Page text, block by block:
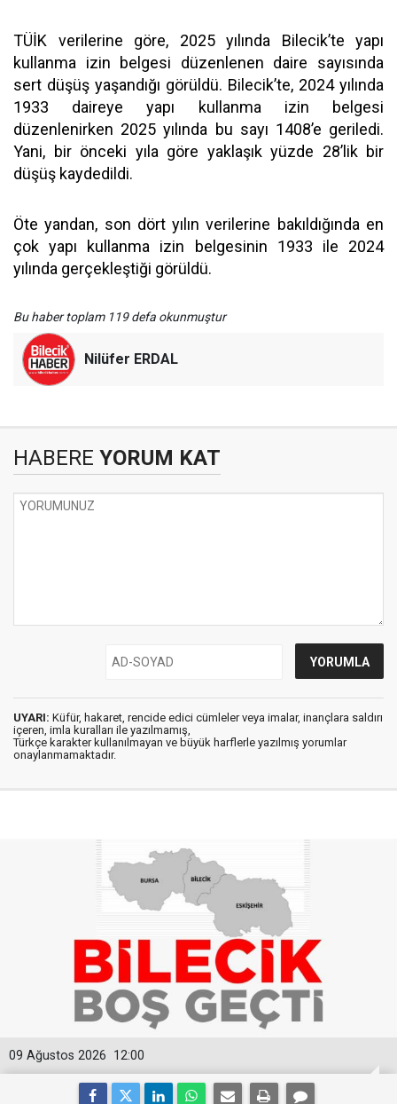
TÜİK verilerine göre, 2025 yılında Bilecik’te yapı
kullanma izin belgesi düzenlenen daire sayısında
sert düşüş yaşandığı görüldü. Bilecik’te, 2024 yılında
1933 daireye yapı kullanma izin belgesi
düzenlenirken 2025 yılında bu sayı 1408’e geriledi.
Yani, bir önceki yıla göre yaklaşık yüzde 28’lik bir
düşüş kaydedildi.
Öte yandan, son dört yılın verilerine bakıldığında en
çok yapı kullanma izin belgesinin 1933 ile 2024
yılında gerçekleştiği görüldü.
Bu haber toplam 119 defa okunmuştur
Nilüfer ERDAL
HABERE YORUM KAT
UYARI: Küfür, hakaret, rencide edici cümleler veya imalar, inançlara saldırı
içeren, imla kuralları ile yazılmamış,
Türkçe karakter kullanılmayan ve büyük harflerle yazılmış yorumlar
onaylanmamaktadır.
12:00
09 Ağustos 2026